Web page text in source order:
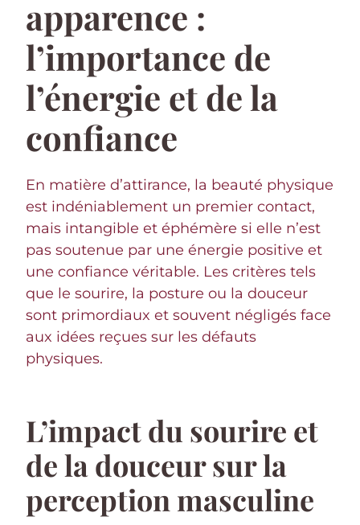
apparence :
l’importance de
l’énergie et de la
confiance
En matière d’attirance, la beauté physique
est indéniablement un premier contact,
mais intangible et éphémère si elle n’est
pas soutenue par une énergie positive et
une confiance véritable. Les critères tels
que le sourire, la posture ou la douceur
sont primordiaux et souvent négligés face
aux idées reçues sur les défauts
physiques.
L’impact du sourire et
de la douceur sur la
perception masculine